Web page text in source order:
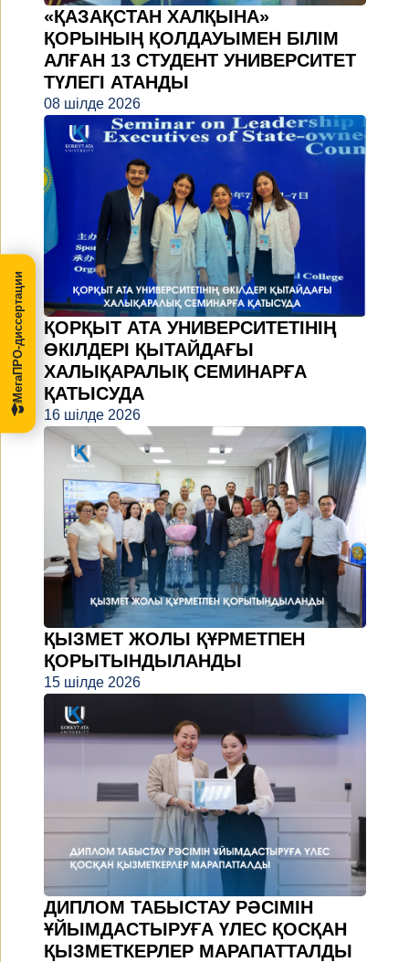
«ҚАЗАҚСТАН ХАЛҚЫНА»
ҚОРЫНЫҢ ҚОЛДАУЫМЕН БІЛІМ
АЛҒАН 13 СТУДЕНТ УНИВЕРСИТЕТ
ТҮЛЕГІ АТАНДЫ
08 шілде 2026
ҚОРҚЫТ АТА УНИВЕРСИТЕТІНІҢ
ӨКІЛДЕРІ ҚЫТАЙДАҒЫ
ХАЛЫҚАРАЛЫҚ СЕМИНАРҒА
ҚАТЫСУДА
16 шілде 2026
ҚЫЗМЕТ ЖОЛЫ ҚҰРМЕТПЕН
ҚОРЫТЫНДЫЛАНДЫ
15 шілде 2026
ДИПЛОМ ТАБЫСТАУ РӘСІМІН
ҰЙЫМДАСТЫРУҒА ҮЛЕС ҚОСҚАН
ҚЫЗМЕТКЕРЛЕР МАРАПАТТАЛДЫ
МегаПРО-диссертации